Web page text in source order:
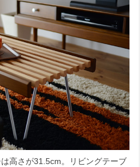
高さが31.5cm。リビングテーブ